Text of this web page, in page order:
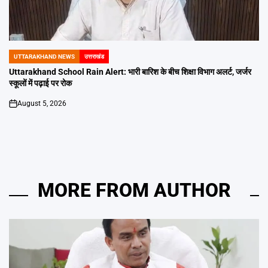
POSTED
IN
UTTARAKHAND NEWS उत्तराखंड
Uttarakhand School Rain Alert: भारी बारिश के बीच शिक्षा विभाग अलर्ट, जर्जर
स्कूलों में पढ़ाई पर रोक
on
August 5, 2026
MORE FROM AUTHOR